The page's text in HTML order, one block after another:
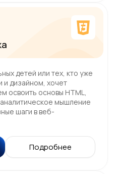
детей или тех, кто уже
и дизайном, хочет
освоить основы HTML,
аналитическое мышление
шаги в веб-
Подробнее